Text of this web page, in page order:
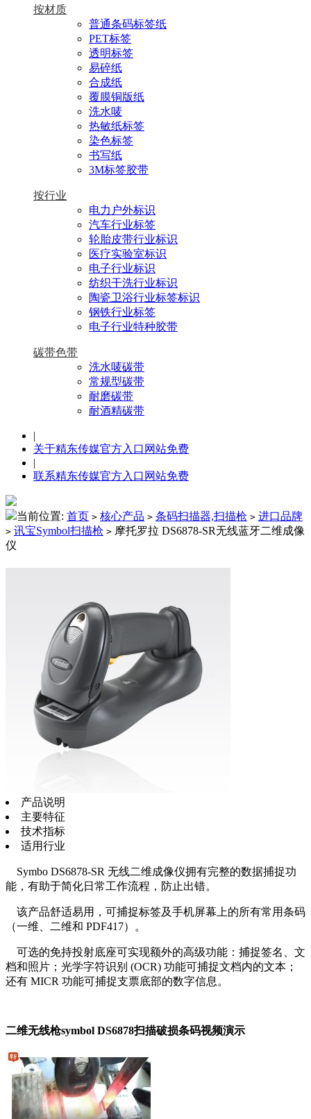
按材质
普通条码标签纸
PET标签
透明标签
易碎纸
合成纸
覆膜铜版纸
洗水唛
热敏纸标签
染色标签
书写纸
3M标签胶带
按行业
电力户外标识
汽车行业标签
轮胎皮带行业标识
医疗实验室标识
电子行业标识
纺织干洗行业标识
陶瓷卫浴行业标签标识
钢铁行业标签
电子行业特种胶带
碳带色带
洗水唛碳带
常规型碳带
耐磨碳带
耐酒精碳带
|
关于精东传媒官方入口网站免费
|
联系精东传媒官方入口网站免费
当前位置: 首页 > 核心产品 > 条码扫描器,扫描枪 > 进口品牌
> 讯宝Symbol扫描枪 > 摩托罗拉 DS6878-SR无线蓝牙二维成像
仪
产品说明
主要特征
技术指标
适用行业
Symbo DS6878-SR 无线二维成像仪拥有完整的数据捕捉功
能，有助于简化日常工作流程，防止出错。
该产品舒适易用，可捕捉标签及手机屏幕上的所有常用条码
（一维、二维和 PDF417）。
可选的免持投射底座可实现额外的高级功能：捕捉签名、文
档和照片；光学字符识别 (OCR) 功能可捕捉文档内的文本；
还有 MICR 功能可捕捉支票底部的数字信息。
二维无线枪symbol DS6878扫描破损条码视频演示